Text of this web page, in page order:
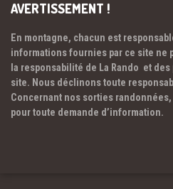
AVERTISSEMENT !
En montagne, chacun est
informations fournies par ce site ne
la responsabilité de La Rando et
site. Nous déclinons toute
Concernant nos sorties
pour toute demande d’information.